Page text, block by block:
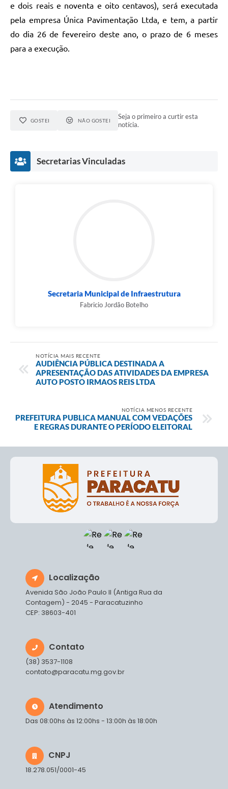
e dois reais e noventa e oito centavos), será executada
pela empresa Única Pavimentação Ltda, e tem, a partir
do dia 26 de fevereiro deste ano, o prazo de 6 meses
para a execução.
GOSTEI NÃO GOSTEI
Seja o primeiro a curtir esta
notícia.
Secretarias Vinculadas
Secretaria Municipal de Infraestrutura
Fabricio Jordão Botelho
NOTÍCIA MAIS RECENTE
AUDIÊNCIA PÚBLICA DESTINADA A
APRESENTAÇÃO DAS ATIVIDADES DA EMPRESA
AUTO POSTO IRMAOS REIS LTDA
NOTÍCIA MENOS RECENTE
PREFEITURA PUBLICA MANUAL COM VEDAÇÕES
E REGRAS DURANTE O PERÍODO ELEITORAL
Localização
Avenida São João Paulo II (Antiga Rua da
Contagem) - 2045 - Paracatuzinho
CEP: 38603-401
Contato
(38) 3537-1108
contato@paracatu.mg.gov.br
Atendimento
Das 08:00hs às 12:00hs - 13:00h às 18:00h
CNPJ
18.278.051/0001-45